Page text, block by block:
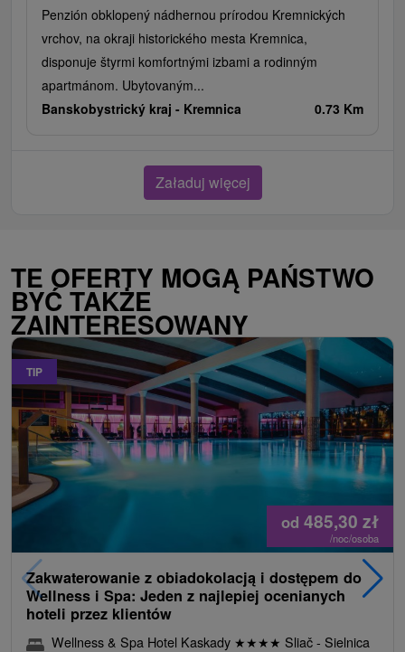
Penzión obklopený nádhernou prírodou Kremnických
vrchov, na okraji historického mesta Kremnica,
disponuje štyrmi komfortnými izbami a rodinným
apartmánom. Ubytovaným...
Banskobystrický kraj - Kremnica 0.73 Km
Załaduj więcej
TE OFERTY MOGĄ PAŃSTWO
BYĆ TAKŻE
ZAINTERESOWANY
TIP
od 485,30 zł
/noc/osoba
Zakwaterowanie z obiadokolacją i dostępem do
Wellness i Spa: Jeden z najlepiej ocenianych
hoteli przez klientów
Wellness & Spa Hotel Kaskady ★★★★ Sliač - Sielnica